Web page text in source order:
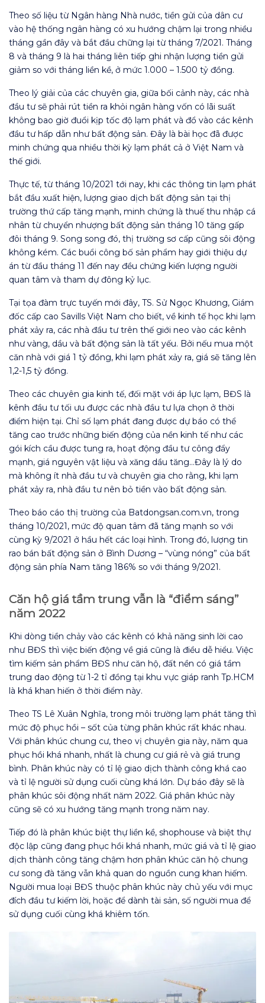
Theo số liệu từ Ngân hàng Nhà nước, tiền gửi của dân cư
vào hệ thống ngân hàng có xu hướng chậm lại trong nhiều
tháng gần đây và bắt đầu chững lại từ tháng 7/2021. Tháng
8 và tháng 9 là hai tháng liên tiếp ghi nhận lượng tiền gửi
giảm so với tháng liền kề, ở mức 1.000 – 1.500 tỷ đồng.
Theo lý giải của các chuyên gia, giữa bối cảnh này, các nhà
đầu tư sẽ phải rút tiền ra khỏi ngân hàng vốn có lãi suất
không bao giờ đuổi kịp tốc độ lạm phát và đổ vào các kênh
đầu tư hấp dẫn như bất động sản. Đây là bài học đã được
minh chứng qua nhiều thời kỳ lạm phát cả ở Việt Nam và
thế giới.
Thực tế, từ tháng 10/2021 tới nay, khi các thông tin lạm phát
bắt đầu xuất hiện, lượng giao dịch bất động sản tại thị
trường thứ cấp tăng mạnh, minh chứng là thuế thu nhập cá
nhân từ chuyển nhượng bất động sản tháng 10 tăng gấp
đôi tháng 9. Song song đó, thị trường sơ cấp cũng sôi động
không kém. Các buổi công bố sản phẩm hay giới thiệu dự
án từ đầu tháng 11 đến nay đều chứng kiến lượng người
quan tâm và tham dự đông kỷ lục.
Tại tọa đàm trực tuyến mới đây, TS. Sử Ngọc Khương, Giám
đốc cấp cao Savills Việt Nam cho biết, về kinh tế học khi lạm
phát xảy ra, các nhà đầu tư trên thế giới neo vào các kênh
như vàng, dầu và bất động sản là tất yếu. Bởi nếu mua một
căn nhà với giá 1 tỷ đồng, khi lạm phát xảy ra, giá sẽ tăng lên
1,2-1,5 tỷ đồng.
Theo các chuyên gia kinh tế, đối mặt với áp lực lạm, BĐS là
kênh đầu tư tối ưu được các nhà đầu tư lựa chọn ở thời
điểm hiện tại. Chỉ số lạm phát đang được dự báo có thể
tăng cao trước những biến động của nền kinh tế như các
gói kích cầu được tung ra, hoạt động đầu tư công đẩy
mạnh, giá nguyên vật liệu và xăng dầu tăng…Đây là lý do
mà không ít nhà đầu tư và chuyên gia cho rằng, khi lạm
phát xảy ra, nhà đầu tư nên bỏ tiền vào bất động sản.
Theo báo cáo thị trường của Batdongsan.com.vn, trong
tháng 10/2021, mức độ quan tâm đã tăng mạnh so với
cùng kỳ 9/2021 ở hầu hết các loại hình. Trong đó, lượng tin
rao bán bất động sản ở Bình Dương – “vùng nóng” của bất
động sản phía Nam tăng 186% so với tháng 9/2021.
Căn hộ giá tầm trung vẫn là “điểm sáng”
năm 2022
Khi dòng tiền chảy vào các kênh có khả năng sinh lời cao
như BĐS thì việc biến động về giá cũng là điều dễ hiểu. Việc
tìm kiếm sản phẩm BĐS như căn hộ, đất nền có giá tầm
trung dao động từ 1-2 tỉ đồng tại khu vực giáp ranh Tp.HCM
là khá khan hiến ở thời điểm này.
Theo TS Lê Xuân Nghĩa, trong môi trường lạm phát tăng thì
mức độ phục hồi – sốt của từng phân khúc rất khác nhau.
Với phân khúc chung cư, theo vị chuyên gia này, năm qua
phục hồi khá nhanh, nhất là chung cư giá rẻ và giá trung
bình. Phân khúc này có tỉ lệ giao dịch thành công khá cao
và tỉ lệ người sử dụng cuối cùng khá lớn. Dự báo đây sẽ là
phân khúc sôi động nhất năm 2022. Giá phân khúc này
cũng sẽ có xu hướng tăng mạnh trong năm nay.
Tiếp đó là phân khúc biệt thự liền kề, shophouse và biệt thự
độc lập cũng đang phục hồi khá nhanh, mức giá và tỉ lệ giao
dịch thành công tăng chậm hơn phân khúc căn hộ chung
cư song đà tăng vẫn khả quan do nguồn cung khan hiếm.
Người mua loại BĐS thuộc phân khúc này chủ yếu với mục
đích đầu tư kiếm lời, hoặc để dành tài sản, số người mua để
sử dụng cuối cùng khá khiêm tốn.